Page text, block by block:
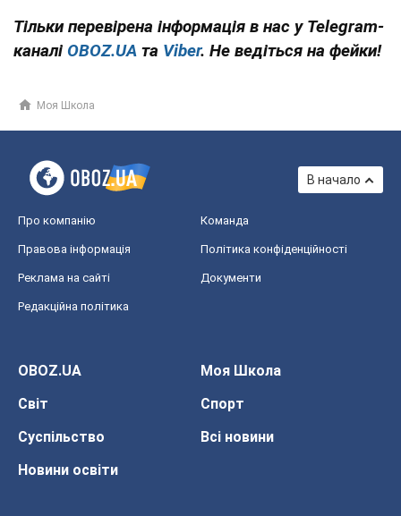
Тільки перевірена інформація в нас у Telegram-
каналі OBOZ.UA та Viber. Не ведіться на фейки!
Моя Школа
В начало
Про компанію Команда
Правова інформація Політика конфіденційності
Реклама на сайті Документи
Редакційна політика
OBOZ.UA
Моя Школа
Світ
Спорт
Суспільство
Всі новини
Новини освіти